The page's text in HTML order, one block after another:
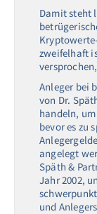
Damit steht
zweifelhaft
Anleger bei
von Dr.
handeln,
bevor es zu
angelegt
Späth &
Jahr 2002,
und